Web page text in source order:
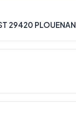
29420 PLOUENAN